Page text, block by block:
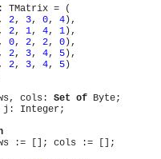
TMatrix = (
2, 3, 0, 4),
2, 1, 4, 1),
0, 2, 2, 0),
2, 3, 4, 5),
2, 3, 4, 5)
cols:
Set of Byte;
j: Integer;
:= []; cols := [];